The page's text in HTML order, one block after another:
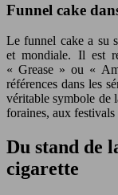
Funnel cake
Le funnel cake a su
et mondiale. Il est
« Grease » ou «
références dans les
véritable symbole de
foraines, aux festivals
Du stand de
cigarette